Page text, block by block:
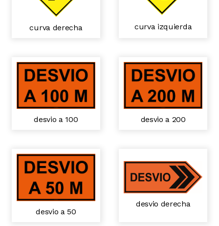
curva derecha curva izquierda
desvio a 100 desvio a 200
desvio a 50
desvio derecha